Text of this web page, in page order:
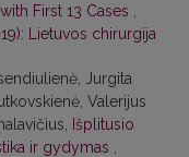
First 13 Cases
Lietuvos chirurgija
Jurgita
Valerijus
Išplitusio
ir gydymas